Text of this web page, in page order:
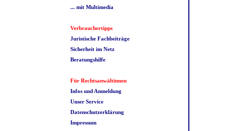
... mit Multimedia
Verbrauchertipps
Juristische Fachbeiträge
Sicherheit im Netz
Beratungshilfe
Für Rechtsanwältinnen
Infos und Anmeldung
Unser Service
Datenschutzerklärung
Impressum